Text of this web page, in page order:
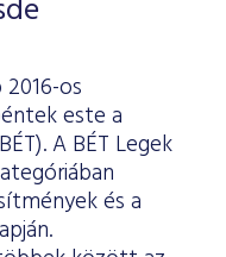
os
este a
A BÉT Legek
és a